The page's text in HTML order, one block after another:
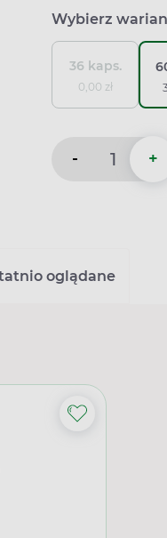
Wybierz
36 kaps.
0,00 zł
- +
oglądane